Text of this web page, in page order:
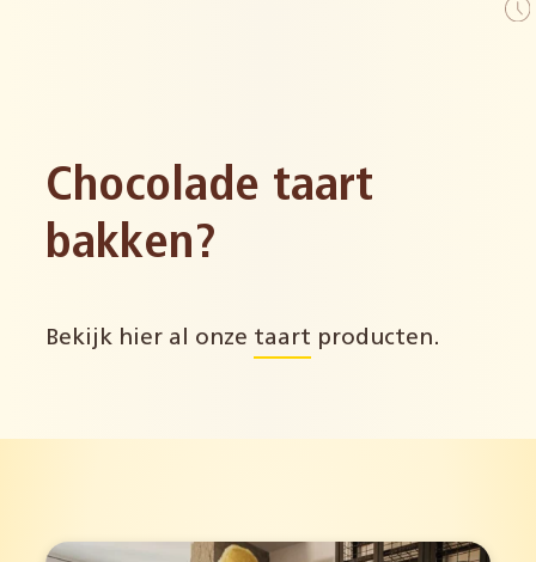
Chocolade taart
bakken?
Bekijk hier al onze taart producten.